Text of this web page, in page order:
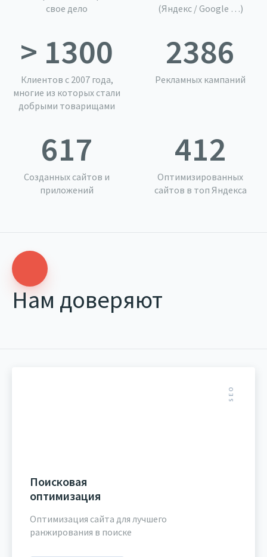
свое дело
(Яндекс / Google …)
> 1300
Клиентов с 2007 года,
многие из которых стали
добрыми товарищами
2386
Рекламных кампаний
617
Созданных сайтов и
приложений
412
Оптимизированных
сайтов в топ Яндекса
Нам доверяют
SEO
Поисковая
оптимизация
Оптимизация сайта для лучшего
ранжирования в поиске